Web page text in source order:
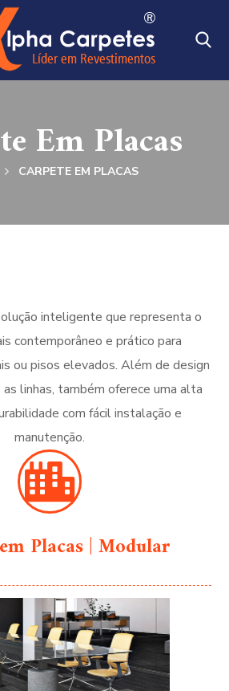
Em Placas
CARPETE EM PLACAS
inteligente que representa o
contemporâneo e prático para
ou pisos elevados. Além de design
linhas, também oferece uma alta
com fácil instalação e
manutenção.
Placas | Modular